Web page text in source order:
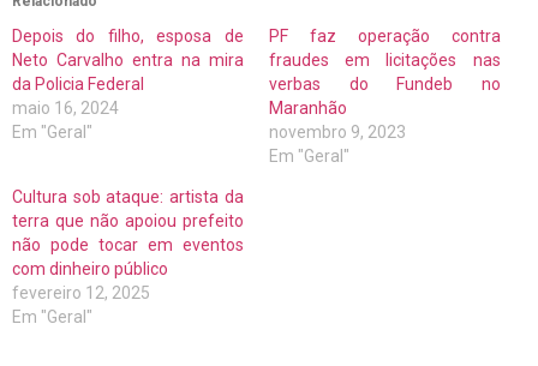
Depois do filho, esposa de
Neto Carvalho entra na mira
da Policia Federal
maio 16, 2024
Em "Geral"
PF faz operação contra
fraudes em licitações nas
verbas do Fundeb no
Maranhão
novembro 9, 2023
Em "Geral"
Cultura sob ataque: artista da
terra que não apoiou prefeito
não pode tocar em eventos
com dinheiro público
fevereiro 12, 2025
Em "Geral"